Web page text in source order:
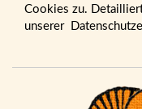
Cookies zu.
unserer